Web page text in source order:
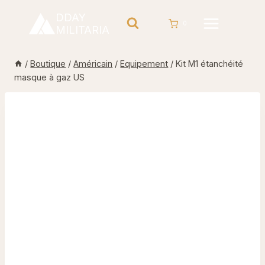
/ Boutique / Américain / Equipement / Kit M1 étanchéité
masque à gaz US